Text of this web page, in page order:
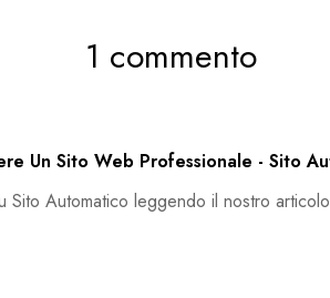
1 commento
Un Sito Web Professionale - Sito
Sito Automatico leggendo il nostro